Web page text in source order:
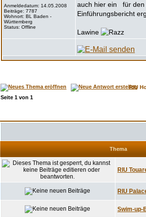
Anmeldedatum: 14.05.2008
Beiträge: 7787
Wohnort: BL Baden -
Württemberg
Status: Offline
auch hier ein
für
Einführungsbericht
Lawine
RIU
Seite 1 von 1
Thema
RIU
RIU
Swim-up-